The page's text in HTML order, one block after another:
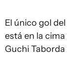
El único gol
está en la
Guchi